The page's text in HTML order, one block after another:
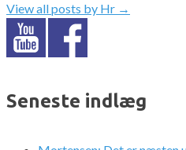
View all posts by Hr →
Seneste indlæg